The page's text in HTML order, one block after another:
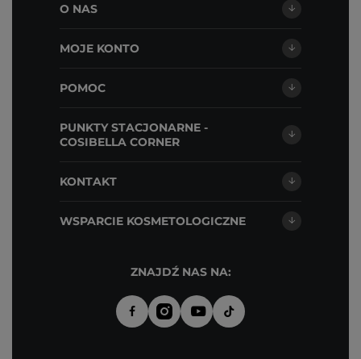
O NAS
MOJE KONTO
POMOC
PUNKTY STACJONARNE -
COSIBELLA CORNER
KONTAKT
WSPARCIE KOSMETOLOGICZNE
ZNAJDŹ NAS NA: